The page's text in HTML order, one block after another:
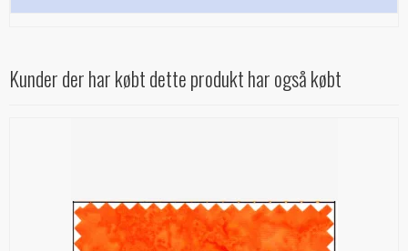
Kunder der har købt dette produkt har også købt